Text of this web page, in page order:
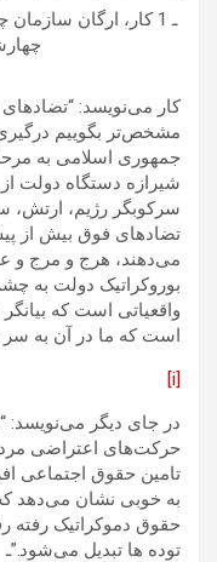
چهارشنبه
کار می‌نویسد:
مشخص‌تر بگوییم
جمهوری اسلامی به
شیرازه دستگاه دولت
سرکوبگر رژیم، ارتش،
تضادهای فوق بیش از
می‌دهند، هرج و مرج و
بوروکراتیک دولت به
واقعیاتی است که
است که ما در آن به سر
[i]
در جای دیگر می‌نویسد:
حرکت‌های اعتراضی
تامین حقوق اجتماعی
به خوبی نشان می‌دهد
حقوق دموکراتیک رفته
توده ها تبدیل می‌شود.”ـ